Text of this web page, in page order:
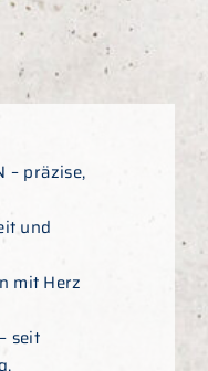
– präzise,
und
mit Herz
seit